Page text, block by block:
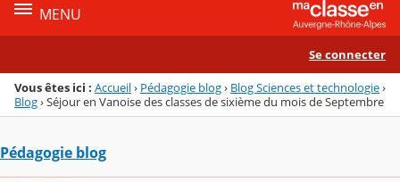
MENU
Se connecter
Vous êtes ici : Accueil› Pédagogie blog› Blog Sciences et technologie›
Blog›Séjour en Vanoise des classes de sixième du mois de Septembre
Pédagogie blog